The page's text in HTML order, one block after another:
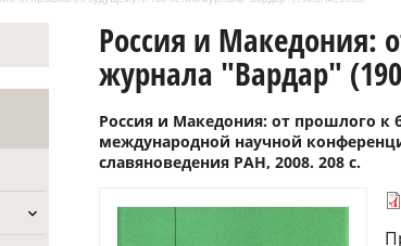
Россия и Македония:
журнала "Вардар"
Россия и Македония: от прошлого
международной научной
славяноведения РАН, 2008. 208 с.